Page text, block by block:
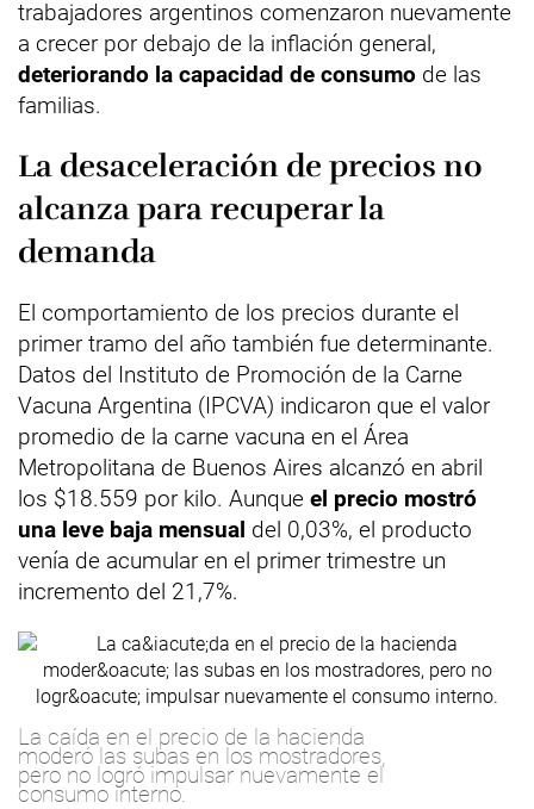
trabajadores argentinos comenzaron nuevamente
a crecer por debajo de la inflación general,
deteriorando la capacidad de consumo de las
familias.
La desaceleración de precios no
alcanza para recuperar la
demanda
El comportamiento de los precios durante el
primer tramo del año también fue determinante.
Datos del Instituto de Promoción de la Carne
Vacuna Argentina (IPCVA) indicaron que el valor
promedio de la carne vacuna en el Área
Metropolitana de Buenos Aires alcanzó en abril
los $18.559 por kilo. Aunque el precio mostró
una leve baja mensual del 0,03%, el producto
venía de acumular en el primer trimestre un
incremento del 21,7%.
La caída en el precio de la hacienda
moderó las subas en los mostradores,
pero no logró impulsar nuevamente el
consumo interno.